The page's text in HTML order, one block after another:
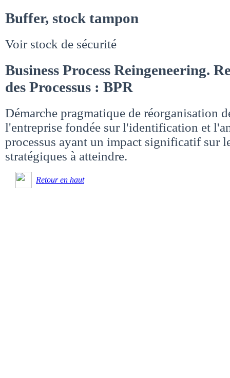
Buffer, stock tampon
Voir stock de sécurité
Business Process Reingeneering.
des Processus : BPR
Démarche pragmatique de réorganisation
l'entreprise fondée sur l'identification et
processus ayant un impact significatif sur
stratégiques à atteindre.
Retour en haut